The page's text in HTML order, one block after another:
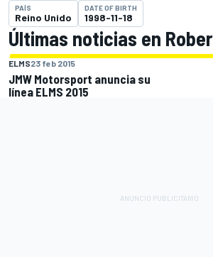
PAÍS
Reino Unido
DATE OF BIRTH
1998-11-18
Últimas noticias en
ELMS23 feb 2015
JMW Motorsport anuncia su
línea ELMS 2015